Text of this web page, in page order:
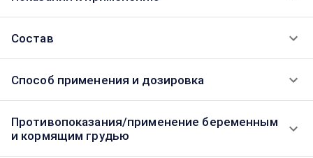
Состав
Способ применения и дозировка
Противопоказания/применение беременным
и кормящим грудью